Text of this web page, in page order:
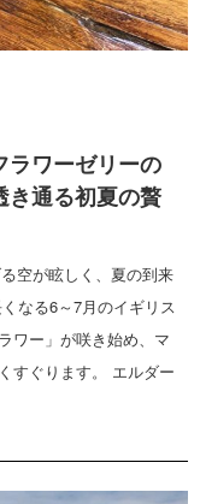
ラワーゼリーの
き通る初夏の贅
空が眩しく、夏の到来
なる6～7月のイギリス
ワー」が咲き始め、マ
すぐります。 エルダー